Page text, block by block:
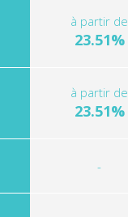
à partir de
23.51%
à partir de
23.51%
-